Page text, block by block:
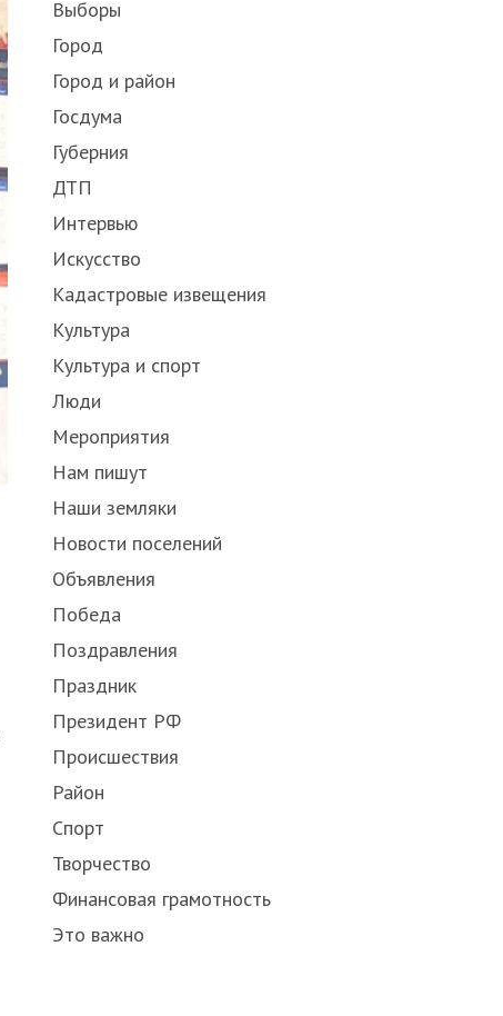
Выборы
Город
Город и район
Госдума
Губерния
ДТП
Интервью
Искусство
Кадастровые извещения
Культура
Культура и спорт
Люди
Мероприятия
Нам пишут
Наши земляки
Новости поселений
Объявления
Победа
Поздравления
Праздник
Президент РФ
Происшествия
Район
Спорт
Творчество
Финансовая грамотность
Это важно